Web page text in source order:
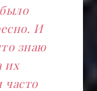
И
знаю
их